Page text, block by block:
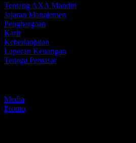
Tentang AXA Mandiri
Jajaran Manajemen
Penghargaan
Karir
Keberlanjutan
Laporan Keuangan
Tenaga Pemasar
Media
Promo